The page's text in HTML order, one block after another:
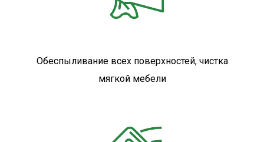
Обеспыливание всех поверхностей, чистка
мягкой мебели